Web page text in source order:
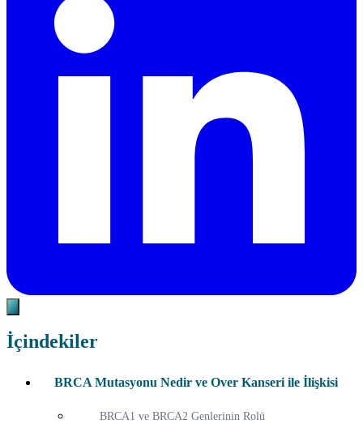
İçindekiler
BRCA Mutasyonu Nedir ve Over Kanseri ile İlişkisi
BRCA1 ve BRCA2 Genlerinin Rolü